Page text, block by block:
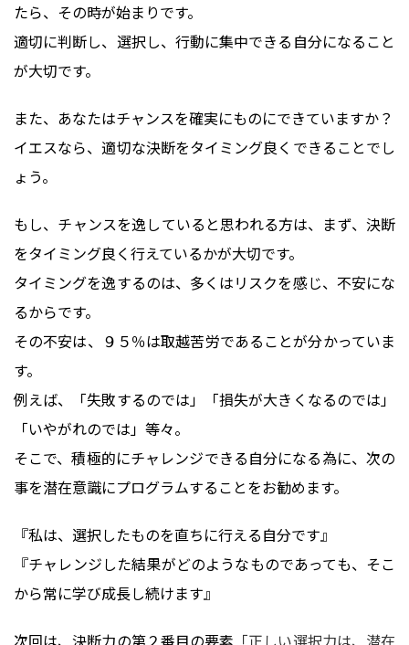
たら、その時が始まりです。
適切に判断し、選択し、行動に集中できる自分になること
が大切です。
また、あなたはチャンスを確実にものにできていますか？
イエスなら、適切な決断をタイミング良くできることでし
ょう。
もし、チャンスを逸していると思われる方は、まず、決断
をタイミング良く行えているかが大切です。
タイミングを逸するのは、多くはリスクを感じ、不安にな
るからです。
その不安は、９５％は取越苦労であることが分かっていま
す。
例えば、「失敗するのでは」「損失が大きくなるのでは」
「いやがれのでは」等々。
そこで、積極的にチャレンジできる自分になる為に、次の
事を潜在意識にプログラムすることをお勧めます。
『私は、選択したものを直ちに行える自分です』
『チャレンジした結果がどのようなものであっても、そこ
から常に学び成長し続けます』